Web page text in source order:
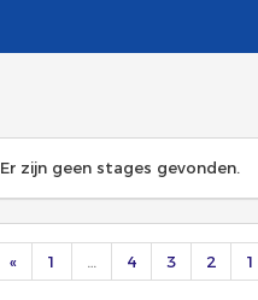
Er zijn geen stages gevonden.
« 1 4 3 2 1